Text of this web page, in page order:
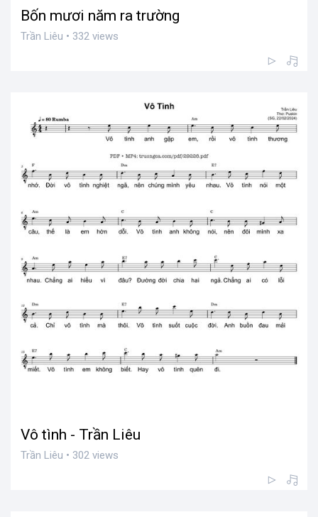
Bốn mươi năm ra trường
Trần Liêu • 332 views
Vô tình - Trần Liêu
Trần Liêu • 302 views